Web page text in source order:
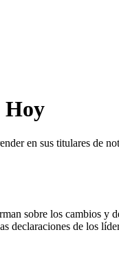
Hoy
en sus titulares de
sobre los cambios y
declaraciones de los